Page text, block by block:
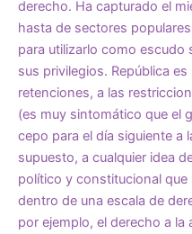
derecho. Ha capturado el
hasta de sectores
para utilizarlo como escudo
sus privilegios. República
retenciones, a las
(es muy sintomático que el
cepo para el día siguiente a
supuesto, a cualquier idea
político y constitucional que
dentro de una escala de
por ejemplo, el derecho a